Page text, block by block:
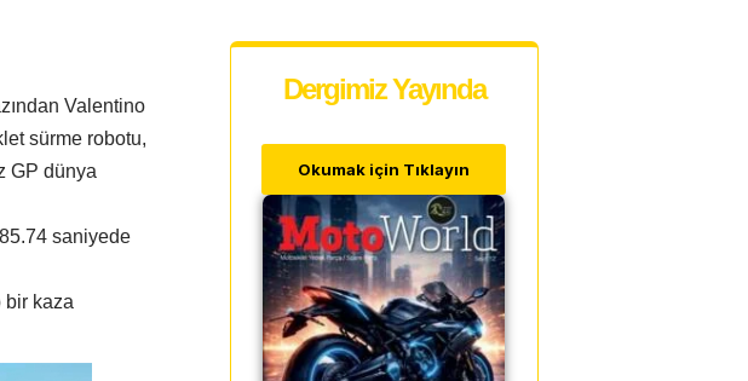
Valentino
sürme robotu,
GP dünya
saniyede
bir kaza
Dergimiz Yayında
Okumak için Tıklayın